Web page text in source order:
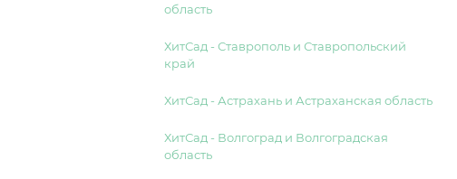
область
ХитСад - Ставрополь и Ставропольский
край
ХитСад - Астрахань и Астраханская область
ХитСад - Волгоград и Волгоградская
область